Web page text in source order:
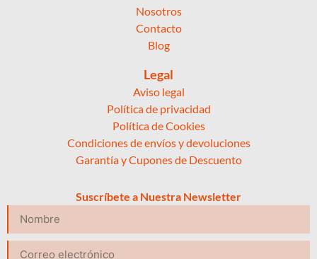
Nosotros
Contacto
Blog
Legal
Aviso legal
Política de privacidad
Política de Cookies
Condiciones de envíos y devoluciones
Garantía y Cupones de Descuento
Suscríbete a Nuestra Newsletter